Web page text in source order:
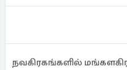
நவகிரகங்களில்